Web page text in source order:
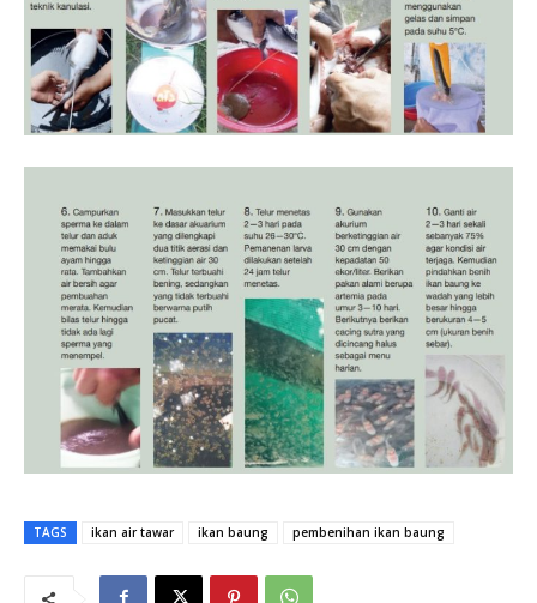
TAGS ikan air tawar ikan baung pembenihan ikan baung